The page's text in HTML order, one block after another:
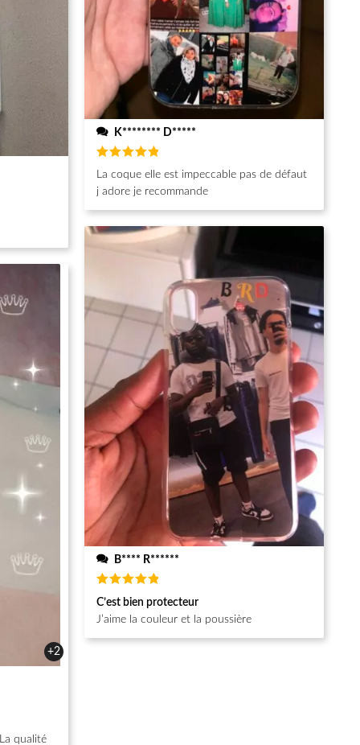
+2
qualité
K******** D*****
Note
sur 5
La coque elle est impeccable pas de défaut
j adore je recommande
B**** R******
Note5
sur 5
C’est bien protecteur
J’aime la couleur et la poussière